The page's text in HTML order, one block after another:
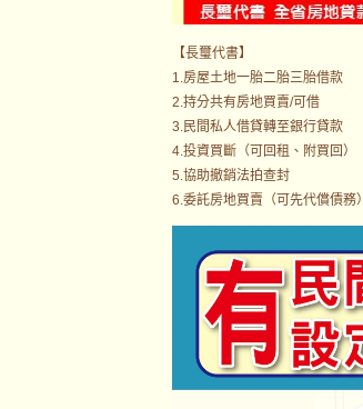
【長璽代書】
1.房屋土地一胎二胎三胎借款
2.持分共有房地買賣/可借
3.民間私人借貸轉至銀行貸款
4.投資買斷（可回租、附買回）
5.協助撤銷法拍查封
6.委託房地買賣（可先代償債務）